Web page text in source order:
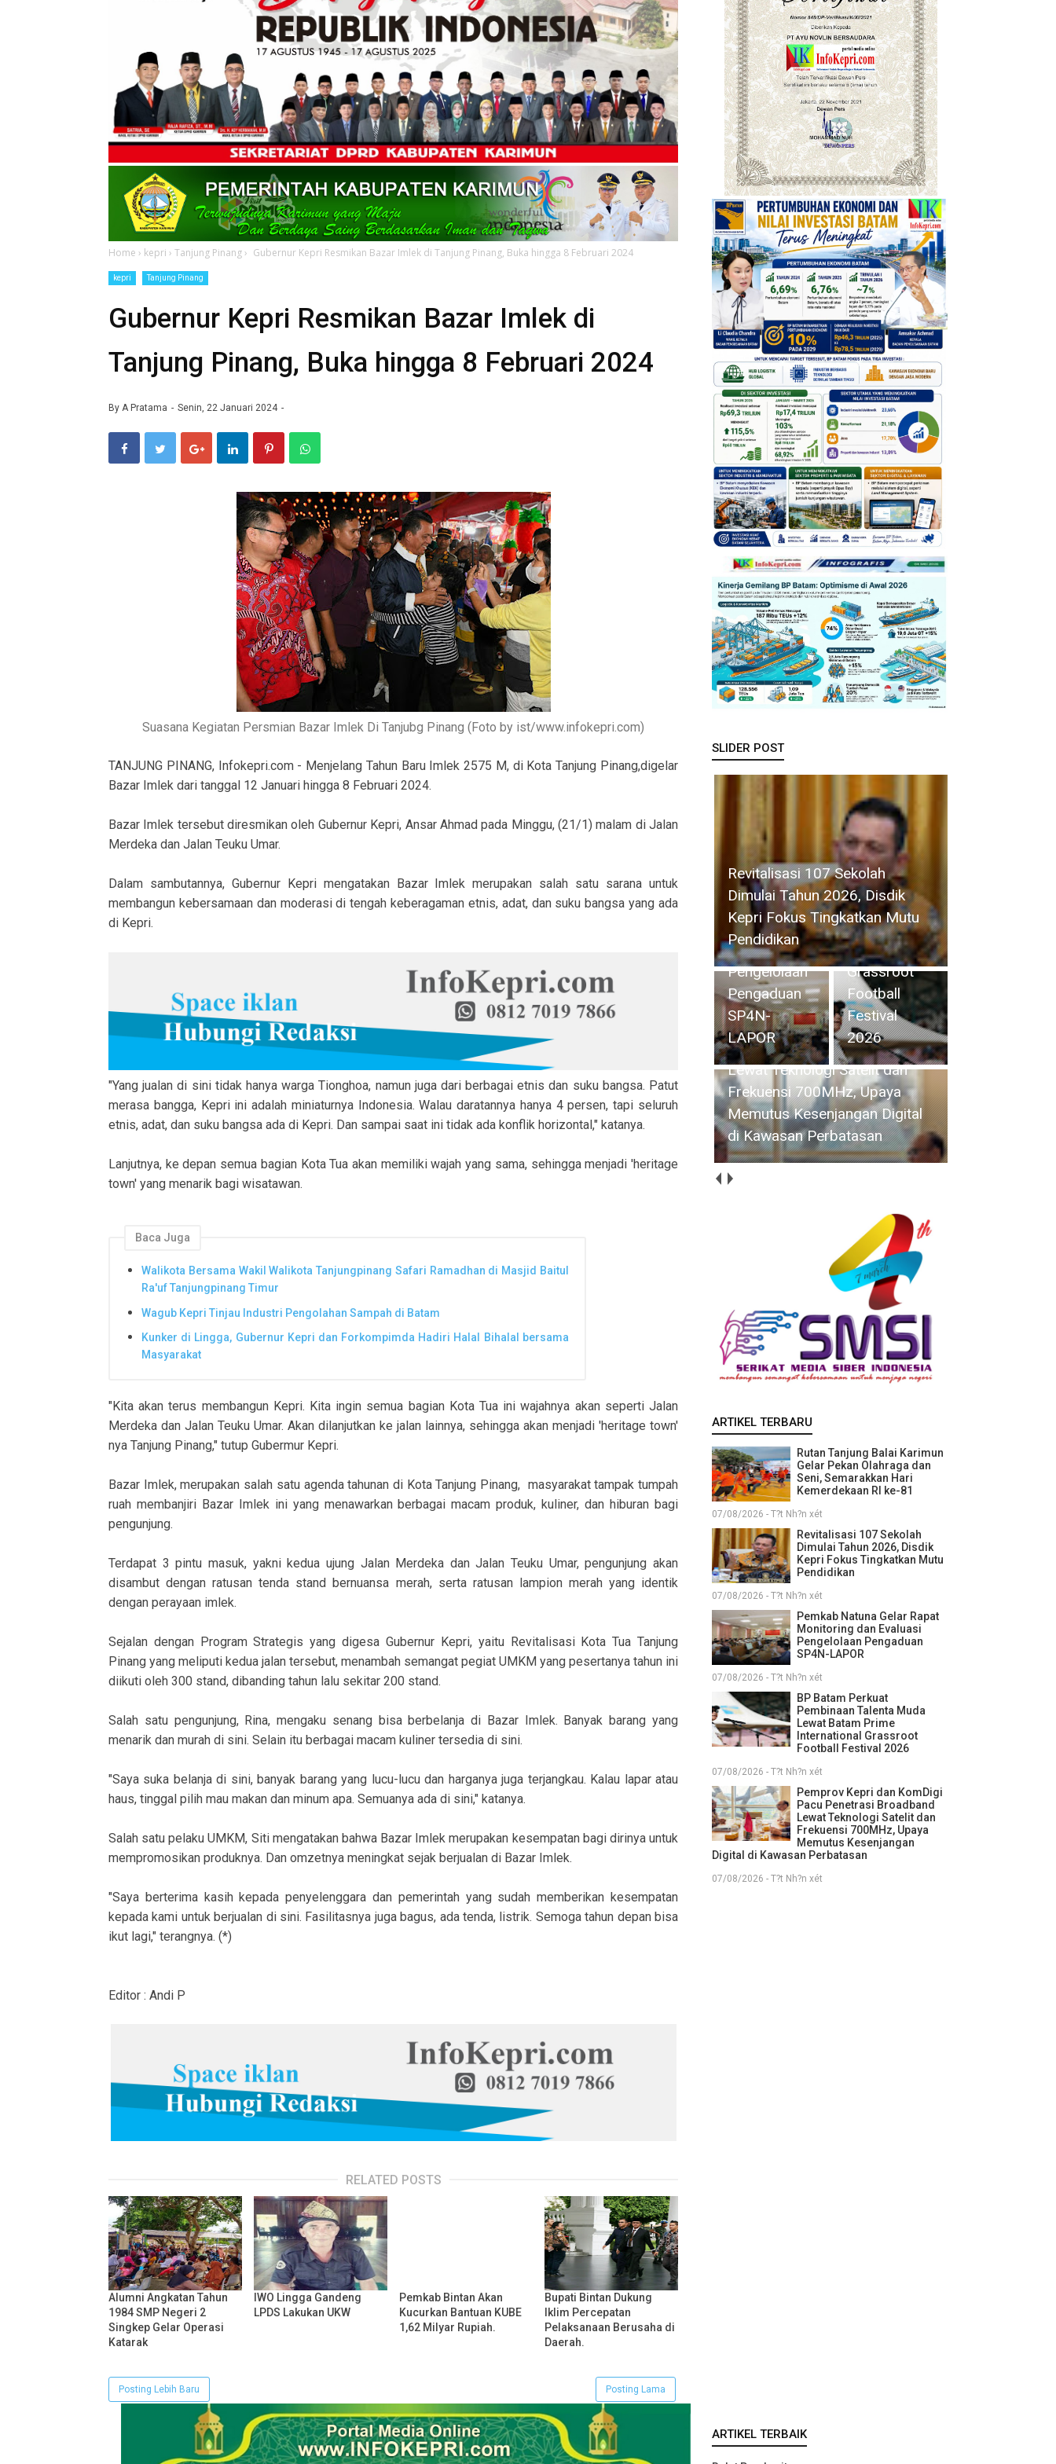
Home › kepri › Tanjung Pinang› Gubernur Kepri Resmikan Bazar Imlek di Tanjung Pinang, Buka hingga 8 Februari 2024
kepri Tanjung Pinang
Gubernur Kepri Resmikan Bazar Imlek di
Tanjung Pinang, Buka hingga 8 Februari 2024
By A Pratama Senin, 22 Januari 2024
Suasana Kegiatan Persmian Bazar Imlek Di Tanjubg Pinang (Foto by ist/www.infokepri.com)
TANJUNG PINANG, Infokepri.com - Menjelang Tahun Baru Imlek 2575 M, di Kota Tanjung Pinang,digelar
Bazar Imlek dari tanggal 12 Januari hingga 8 Februari 2024.
Bazar Imlek tersebut diresmikan oleh Gubernur Kepri, Ansar Ahmad pada Minggu, (21/1) malam di Jalan
Merdeka dan Jalan Teuku Umar.
Dalam sambutannya, Gubernur Kepri mengatakan Bazar Imlek merupakan salah satu sarana untuk
membangun kebersamaan dan moderasi di tengah keberagaman etnis, adat, dan suku bangsa yang ada
di Kepri.
"Yang jualan di sini tidak hanya warga Tionghoa, namun juga dari berbagai etnis dan suku bangsa. Patut
merasa bangga, Kepri ini adalah miniaturnya Indonesia. Walau daratannya hanya 4 persen, tapi seluruh
etnis, adat, dan suku bangsa ada di Kepri. Dan sampai saat ini tidak ada konflik horizontal," katanya.
Lanjutnya, ke depan semua bagian Kota Tua akan memiliki wajah yang sama, sehingga menjadi 'heritage
town' yang menarik bagi wisatawan.
Baca Juga
Walikota Bersama Wakil Walikota Tanjungpinang Safari Ramadhan di Masjid Baitul
Ra'uf Tanjungpinang Timur
Wagub Kepri Tinjau Industri Pengolahan Sampah di Batam
Kunker di Lingga, Gubernur Kepri dan Forkompimda Hadiri Halal Bihalal bersama
Masyarakat
"Kita akan terus membangun Kepri. Kita ingin semua bagian Kota Tua ini wajahnya akan seperti Jalan
Merdeka dan Jalan Teuku Umar. Akan dilanjutkan ke jalan lainnya, sehingga akan menjadi 'heritage town'
nya Tanjung Pinang," tutup Gubermur Kepri.
Bazar Imlek, merupakan salah satu agenda tahunan di Kota Tanjung Pinang, masyarakat tampak tumpah
ruah membanjiri Bazar Imlek ini yang menawarkan berbagai macam produk, kuliner, dan hiburan bagi
pengunjung.
Terdapat 3 pintu masuk, yakni kedua ujung Jalan Merdeka dan Jalan Teuku Umar, pengunjung akan
disambut dengan ratusan tenda stand bernuansa merah, serta ratusan lampion merah yang identik
dengan perayaan imlek.
Sejalan dengan Program Strategis yang digesa Gubernur Kepri, yaitu Revitalisasi Kota Tua Tanjung
Pinang yang meliputi kedua jalan tersebut, menambah semangat pegiat UMKM yang pesertanya tahun ini
diikuti oleh 300 stand, dibanding tahun lalu sekitar 200 stand.
Salah satu pengunjung, Rina, mengaku senang bisa berbelanja di Bazar Imlek. Banyak barang yang
menarik dan murah di sini. Selain itu berbagai macam kuliner tersedia di sini.
"Saya suka belanja di sini, banyak barang yang lucu-lucu dan harganya juga terjangkau. Kalau lapar atau
haus, tinggal pilih mau makan dan minum apa. Semuanya ada di sini," katanya.
Salah satu pelaku UMKM, Siti mengatakan bahwa Bazar Imlek merupakan kesempatan bagi dirinya untuk
mempromosikan produknya. Dan omzetnya meningkat sejak berjualan di Bazar Imlek.
"Saya berterima kasih kepada penyelenggara dan pemerintah yang sudah memberikan kesempatan
kepada kami untuk berjualan di sini. Fasilitasnya juga bagus, ada tenda, listrik. Semoga tahun depan bisa
ikut lagi," terangnya. (*)
Editor : Andi P
RELATED POSTS
Alumni Angkatan Tahun
1984 SMP Negeri 2
Singkep Gelar Operasi
Katarak
IWO Lingga Gandeng
LPDS Lakukan UKW
Pemkab Bintan Akan
Kucurkan Bantuan KUBE
1,62 Milyar Rupiah.
Bupati Bintan Dukung
Iklim Percepatan
Pelaksanaan Berusaha di
Daerah.
Posting Lebih Baru Posting Lama
SLIDER POST
Pemkab Natuna Gelar Rapat
Monitoring dan Evaluasi
Pengelolaan Pengaduan
SP4N-LAPOR
Perkuat
Pembinaan
Talenta
Muda Lewat
Batam Prime
International
Grassroot
Football
Festival
2026
Pemprov
Kepri dan
Penetrasi
Broadband
Lewat
Teknologi
Satelit dan
Frekuensi
700MHz,
Upaya
Memutus
Kesenjangan
Digital di
Kawasan
Perbatasan
Perkuat Sinergi Kelembagaan,
RSBP Batam dan BPOM
Pastikan Pelayanan dan
Ketersediaan Obat Aman
ARTIKEL TERBARU
Rutan Tanjung Balai Karimun
Gelar Pekan Olahraga dan
Seni, Semarakkan Hari
Kemerdekaan RI ke-81
07/08/2026 - T?t Nh?n xét
Revitalisasi 107 Sekolah
Dimulai Tahun 2026, Disdik
Kepri Fokus Tingkatkan Mutu
Pendidikan
07/08/2026 - T?t Nh?n xét
Pemkab Natuna Gelar Rapat
Monitoring dan Evaluasi
Pengelolaan Pengaduan
SP4N-LAPOR
07/08/2026 - T?t Nh?n xét
BP Batam Perkuat
Pembinaan Talenta Muda
Lewat Batam Prime
International Grassroot
Football Festival 2026
07/08/2026 - T?t Nh?n xét
Pemprov Kepri dan KomDigi
Pacu Penetrasi Broadband
Lewat Teknologi Satelit dan
Frekuensi 700MHz, Upaya
Memutus Kesenjangan
Digital di Kawasan Perbatasan
07/08/2026 - T?t Nh?n xét
ARTIKEL TERBAIK